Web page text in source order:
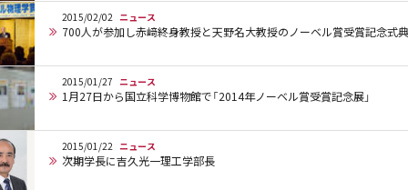
2015/02/02 ニュース
700人が参加し赤﨑終身教授と天野名大教授のノーベル賞受賞記念式典
2015/01/27 ニュース
1月27日から国立科学博物館で「2014年ノーベル賞受賞記念展」
2015/01/22 ニュース
次期学長に吉久光一理工学部長